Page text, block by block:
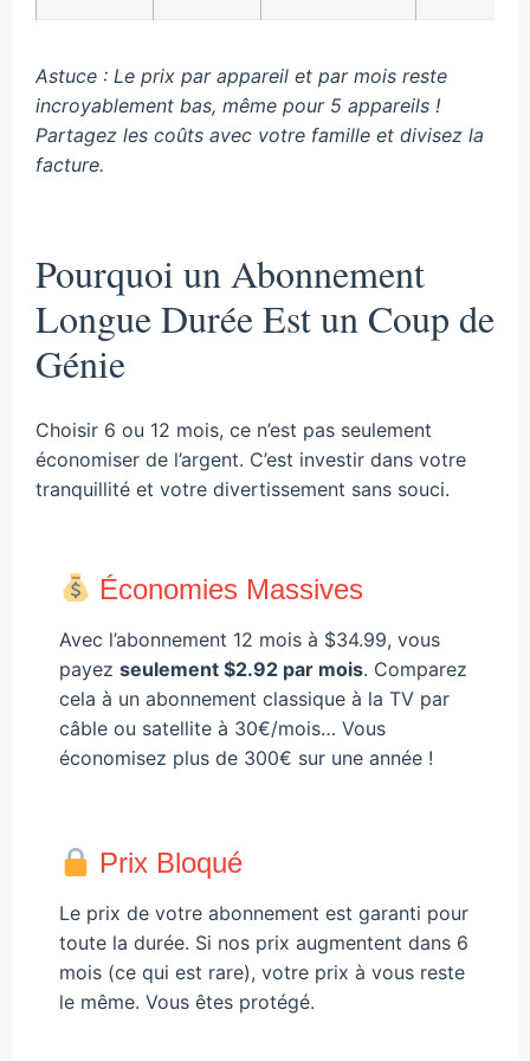
Astuce : Le prix par appareil et par mois reste
incroyablement bas, même pour 5 appareils !
Partagez les coûts avec votre famille et divisez la
facture.
Pourquoi un Abonnement
Longue Durée Est un Coup de
Génie
Choisir 6 ou 12 mois, ce n’est pas seulement
économiser de l’argent. C’est investir dans votre
tranquillité et votre divertissement sans souci.
Économies Massives
Avec l’abonnement 12 mois à $34.99, vous
payez seulement $2.92 par mois. Comparez
cela à un abonnement classique à la TV par
câble ou satellite à 30€/mois… Vous
économisez plus de 300€ sur une année !
Prix Bloqué
Le prix de votre abonnement est garanti pour
toute la durée. Si nos prix augmentent dans 6
mois (ce qui est rare), votre prix à vous reste
le même. Vous êtes protégé.